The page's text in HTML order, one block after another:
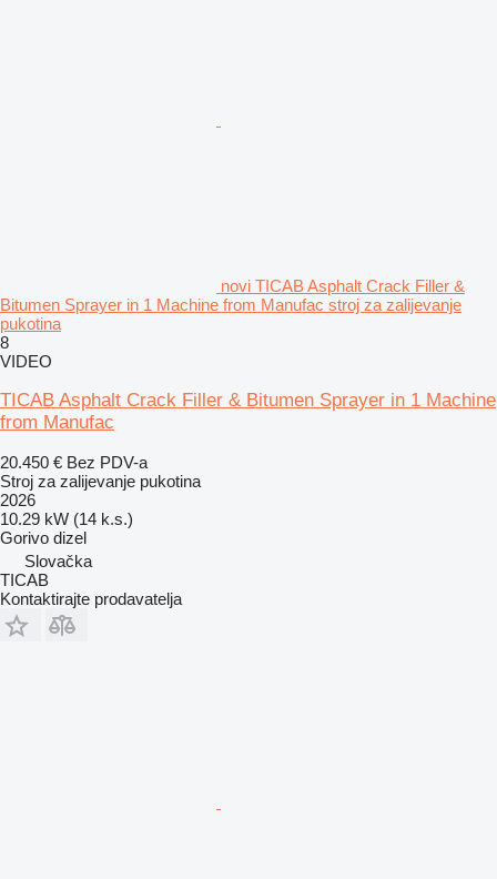
novi TICAB Asphalt Crack Filler &
Bitumen Sprayer in 1 Machine from Manufac stroj za zalijevanje
pukotina
8
VIDEO
TICAB Asphalt Crack Filler & Bitumen Sprayer in 1 Machine
from Manufac
20.450 € Bez PDV-a
Stroj za zalijevanje pukotina
2026
10.29 kW (14 k.s.)
Gorivo dizel
Slovačka
TICAB
Kontaktirajte prodavatelja